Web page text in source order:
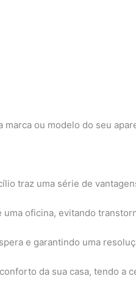
ou modelo do seu
traz uma série de
oficina, evitando
e garantindo uma
da sua casa, tendo a